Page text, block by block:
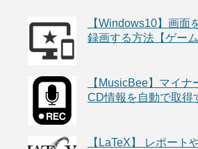
【Windows10】画面
録画する方法【ゲーム
【MusicBee】マイ
CD情報を自動で取得
【LaTeX】 レポート